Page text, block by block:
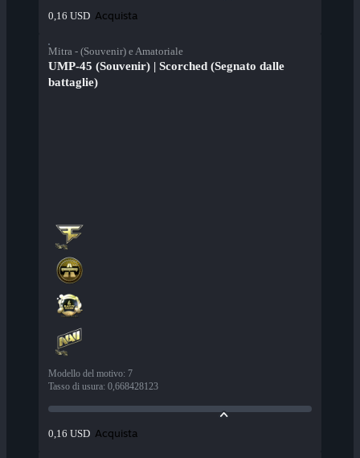
0,16 USD Acquista
Mitra - (Souvenir) e Amatoriale
UMP-45 (Souvenir) | Scorched (Segnato dalle
battaglie)
Modello del motivo: 7
Tasso di usura: 0,668428123
0,16 USD Acquista